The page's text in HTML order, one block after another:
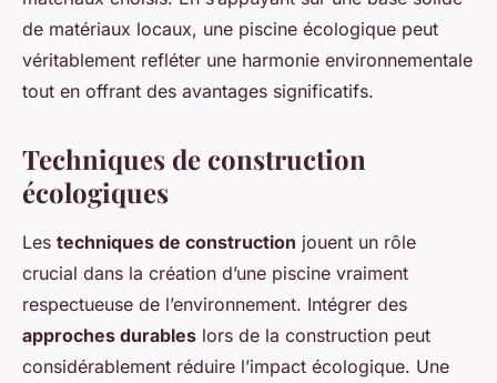
de matériaux locaux, une piscine écologique peut
véritablement refléter une harmonie environnementale
tout en offrant des avantages significatifs.
Techniques de construction
écologiques
Les techniques de construction jouent un rôle
crucial dans la création d’une piscine vraiment
respectueuse de l’environnement. Intégrer des
approches durables lors de la construction peut
considérablement réduire l’impact écologique. Une